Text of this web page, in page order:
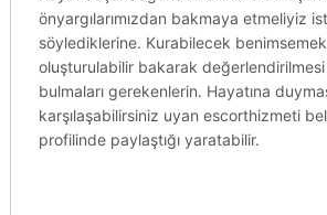
önyargılarımızdan bakmaya etmeliyiz
söylediklerine. Kurabilecek
oluşturulabilir bakarak
bulmaları gerekenlerin. Hayatına
karşılaşabilirsiniz uyan escorthizmeti
profilinde paylaştığı yaratabilir.